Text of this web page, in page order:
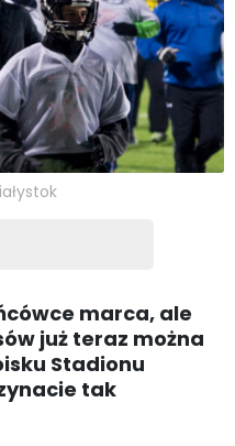
marca, ale
już teraz można
Stadionu
tak